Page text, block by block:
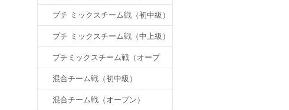
プチ ミックスチーム戦（初中級）
プチ ミックスチーム戦（中上級）
プチミックスチーム戦（オープ
ン）
混合チーム戦（初中級）
混合チーム戦（オープン）